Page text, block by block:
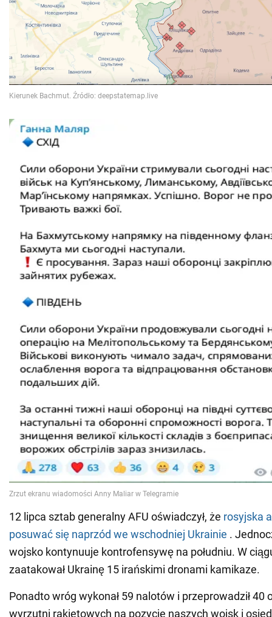
12 lipca sztab generalny AFU oświadczył, że rosyjska
posuwać się naprzód we wschodniej Ukrainie .
wojsko kontynuuje kontrofensywę na południu. W
zaatakował Ukrainę 15 irańskimi dronami kamikaze.
Ponadto wróg wykonał 59 nalotów i przeprowadził 40
wyrzutni rakietowych na pozycje naszych wojsk i